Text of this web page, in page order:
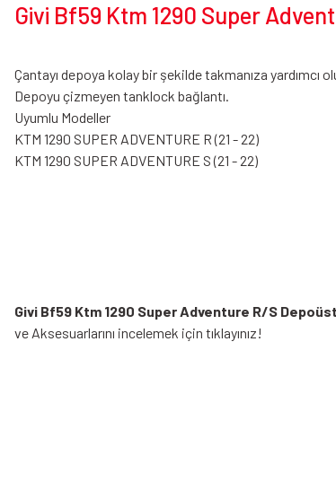
Givi Bf59 Ktm 1290 Super
Çantayı depoya kolay bir şekilde takmanıza yardımcı
Depoyu çizmeyen tanklock bağlantı.
Uyumlu Modeller
KTM 1290 SUPER ADVENTURE R (21 - 22)
KTM 1290 SUPER ADVENTURE S (21 - 22)
Givi Bf59 Ktm 1290 Super Adventure R/S
ve Aksesuarlarını incelemek için tıklayınız!